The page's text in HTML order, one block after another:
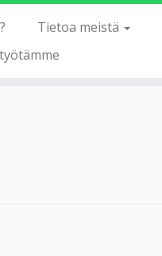
Tietoa meistä